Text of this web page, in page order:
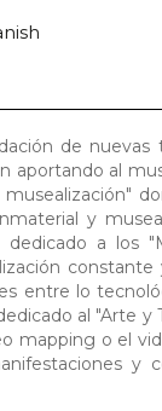
de nuevas
aportando al
y
a los
entre lo
al "Arte
mapping o el
y